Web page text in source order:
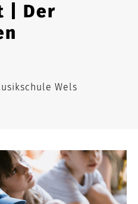
| Der
Wels